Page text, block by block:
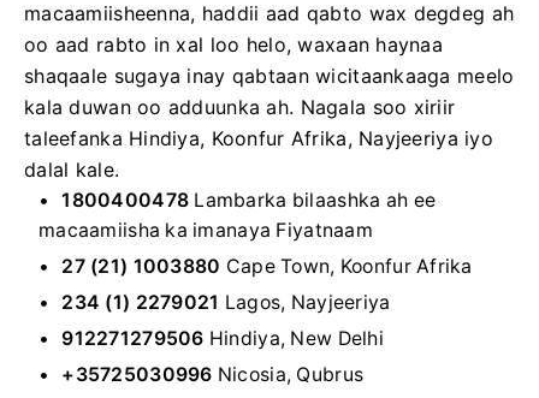
macaamiisheenna, haddii aad qabto wax degdeg ah
oo aad rabto in xal loo helo, waxaan haynaa
shaqaale sugaya inay qabtaan wicitaankaaga meelo
kala duwan oo adduunka ah. Nagala soo xiriir
taleefanka Hindiya, Koonfur Afrika, Nayjeeriya iyo
dalal kale.
1800400478 Lambarka bilaashka ah ee
macaamiisha ka imanaya Fiyatnaam
27 (21) 1003880 Cape Town, Koonfur Afrika
234 (1) 2279021 Lagos, Nayjeeriya
912271279506 Hindiya, New Delhi
+35725030996 Nicosia, Qubrus